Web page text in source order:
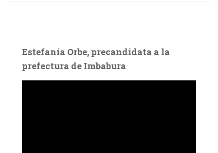
Estefanía Orbe, precandidata a la
prefectura de Imbabura